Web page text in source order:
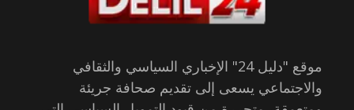
موقع "دليل 24" الإخباري السياسي والثقافي
والاجتماعي يسعى إلى تقديم صحافة جريئة